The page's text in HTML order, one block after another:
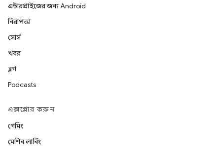
এন্টারপ্রাইজের জন্য Android
নিরাপত্তা
সোর্স
খবর
ব্লগ
Podcasts
এক্সপ্লোর করুন
গেমিং
মেশিন লার্নিং